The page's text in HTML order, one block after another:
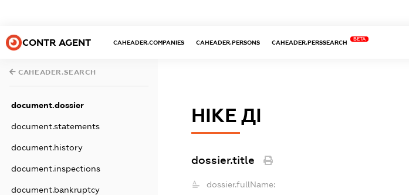
CONTR AGENT CAHEADER.COMPANIES CAHEADER.PERSONS CAHEADER.PERSSEARCH
BETA
CAHEADER.SEARCH
document.dossier
document.statements
document.history
document.inspections
document.bankruptcy
НІКЕ ДІ
dossier.title
dossier.fullName: